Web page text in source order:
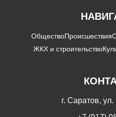
ОбществоПроисшествия
ЖКХ и строительство
г. Саратов, ул.